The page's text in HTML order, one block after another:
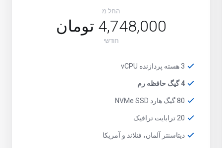
החל מ
4,748,000 تومان
חודשי
3 هسته پردازنده vCPU
4 گیگ حافظه رم
80 گیگ هارد NVMe SSD
20 ترابایت ترافیک
دیتاسنتر آلمان، فنلاند و آمریکا